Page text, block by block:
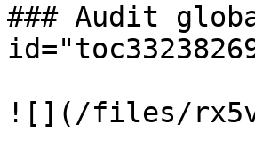
### Audit
![](/files/